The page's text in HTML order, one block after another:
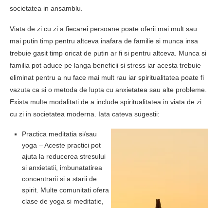
societatea in ansamblu.
Viata de zi cu zi a fiecarei persoane poate oferii mai mult sau
mai putin timp pentru altceva inafara de familie si munca insa
trebuie gasit timp oricat de putin ar fi si pentru altceva. Munca si
familia pot aduce pe langa beneficii si stress iar acesta trebuie
eliminat pentru a nu face mai mult rau iar spiritualitatea poate fi
vazuta ca si o metoda de lupta cu anxietatea sau alte probleme.
Exista multe modalitati de a include spiritualitatea in viata de zi
cu zi in societatea moderna. Iata cateva sugestii:
Practica meditatia si/sau
yoga – Aceste practici pot
ajuta la reducerea stresului
si anxietatii, imbunatatirea
concentrarii si a starii de
spirit. Multe comunitati ofera
clase de yoga si meditatie,